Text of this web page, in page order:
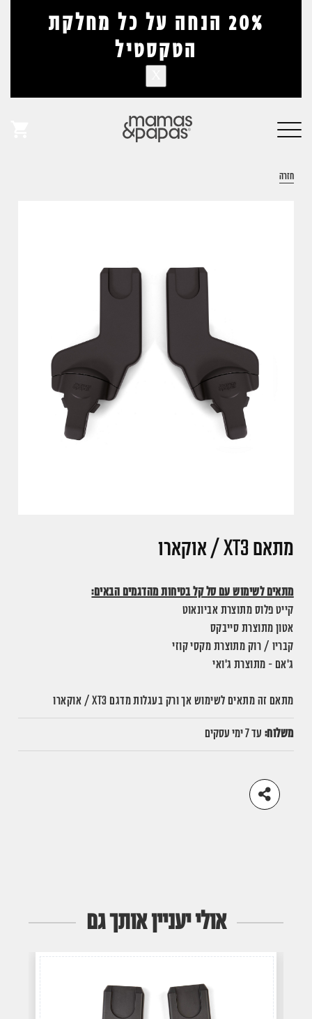
20% הנחה על כל מחלקת
הטקסטיל
אין מוצרים בעגלה
חזרה
מתאם XT3 / אוקארו
מתאים לשימוש עם סל קל בטיחות מהדגמים הבאים:
קייט פלוס מתוצרת אביונאוט
אטון מתוצרת סייבקס
קבריו / רוק מתוצרת מקסי קוזי
ג'אם - מתוצרת ג'ואי
מתאם זה מתאים לשימוש אך ורק בעגלות מדגם XT3 / אוקארו
משלוח:עד 7 ימי עסקים
אולי יעניין אותך גם